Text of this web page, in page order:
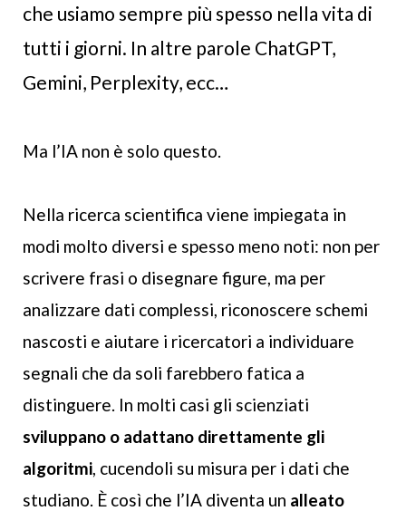
che usiamo sempre più spesso nella vita di
tutti i giorni. In altre parole ChatGPT,
Gemini, Perplexity, ecc…
Ma l’IA non è solo questo.
Nella ricerca scientifica viene impiegata in
modi molto diversi e spesso meno noti: non per
scrivere frasi o disegnare figure, ma per
analizzare dati complessi, riconoscere schemi
nascosti e aiutare i ricercatori a individuare
segnali che da soli farebbero fatica a
distinguere. In molti casi gli scienziati
sviluppano o adattano direttamente gli
algoritmi, cucendoli su misura per i dati che
studiano. È così che l’IA diventa un alleato